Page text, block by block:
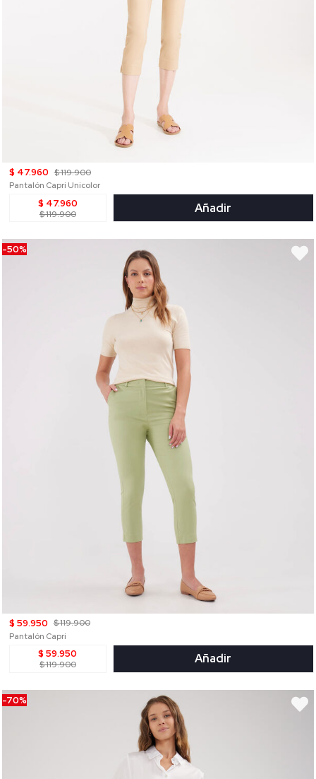
$ 47.960 $ 119.900
Pantalón Capri Unicolor
$ 47.960
$ 119.900 Añadir
-50%
$ 59.950 $ 119.900
Pantalón Capri
$ 59.950
$ 119.900 Añadir
-70%